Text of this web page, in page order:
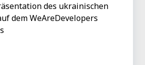
des ukrainischen
dem WeAreDevelopers